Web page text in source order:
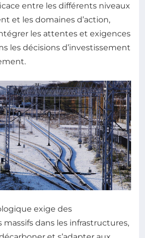
entre les différents niveaux
et les domaines d’action,
les attentes et exigences
les décisions d’investissement
exige des
dans les infrastructures,